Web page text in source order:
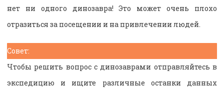
нет ни одного динозавра! Это может очень плохо
отразиться за посещении и на привлечении людей.
Совет:
Чтобы решить вопрос с динозаврами отправляйтесь в
экспедицию и ищите различные останки данных